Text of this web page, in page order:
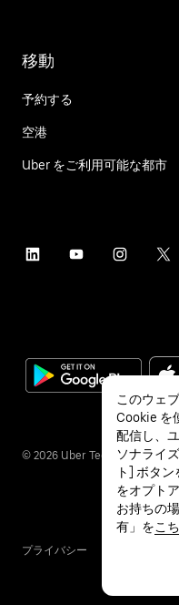
移動
予約する
空港
Uber をご利用可能な都市
© 2026 Uber Technologies Inc.
プライバシー
このウェ
Cookie を
配信し、
ソナライ
ト] ボタ
をオプト
お持ちの
有」をこ